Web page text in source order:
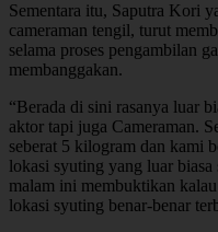
Sementara itu, Saputra Kori
cameraman tengil, turut
selama proses pengambilan
membanggakan.
“Berada di sini rasanya luar
aktor tapi juga Cameraman.
seberat 5 kilogram dan kami
lokasi syuting yang luar
malam ini membuktikan
lokasi syuting benar-benar